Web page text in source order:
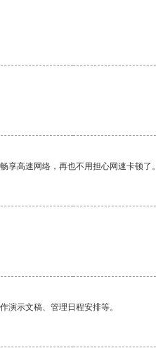
高速网络，再也不用担心网速卡顿了。
演示文稿、管理日程安排等。